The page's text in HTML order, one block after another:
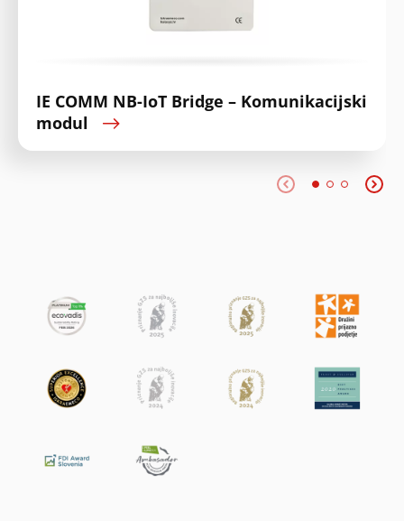
IE COMM NB-IoT Bridge – Komunikacijski
modul